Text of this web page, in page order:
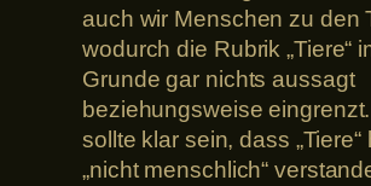
auch wir Menschen zu den
wodurch die Rubrik „Tiere“
Grunde gar nichts aussagt
beziehungsweise
sollte klar sein, dass „Tiere“
„nicht menschlich“